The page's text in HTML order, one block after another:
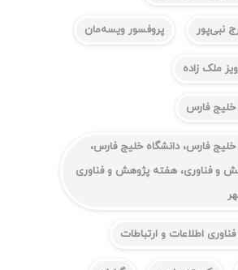
نبی‌پور پروفسور ویسه‌مان
ملک زاده
فارس
فارس، دانشگاه خلیج فارس،
و فناوری، هفته پژوهش و فناوری
اطلاعات و ارتباطات